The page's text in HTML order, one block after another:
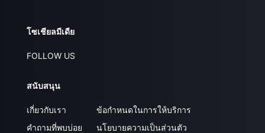
โซเชียลมีเดีย
FOLLOW US
สนับสนุน
เกี่ยวกับเรา
คำถามที่พบบ่อย
ข้อกำหนดในการให้บริการ
นโยบายความเป็นส่วนตัว